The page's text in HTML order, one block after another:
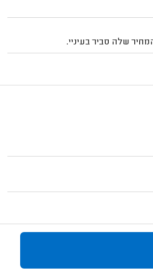
שלה סביר בעיניי.